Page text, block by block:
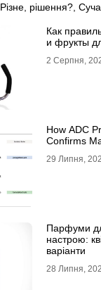
Різне рішення?
Как
и фрукты
2 Серпня,
How ADC
Confirms
29 Липня,
Парфуми
настрою:
варіанти
28 Липня,